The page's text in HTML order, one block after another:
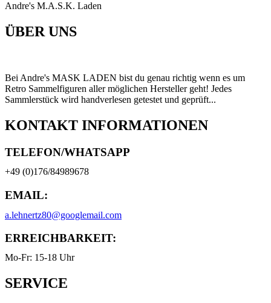
Andre's M.A.S.K. Laden
ÜBER UNS
Bei Andre's MASK LADEN bist du genau richtig wenn es um
Retro Sammelfiguren aller möglichen Hersteller geht! Jedes
Sammlerstück wird handverlesen getestet und geprüft...
KONTAKT INFORMATIONEN
TELEFON/WHATSAPP
+49 (0)176/84989678
EMAIL:
a.lehnertz80@googlemail.com
ERREICHBARKEIT:
Mo-Fr: 15-18 Uhr
SERVICE